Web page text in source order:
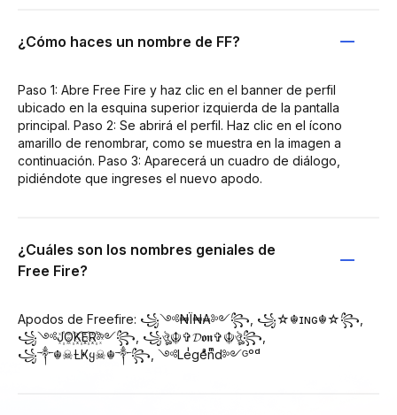
¿Cómo haces un nombre de FF?
Paso 1: Abre Free Fire y haz clic en el banner de perfil
ubicado en la esquina superior izquierda de la pantalla
principal. Paso 2: Se abrirá el perfil. Haz clic en el ícono
amarillo de renombrar, como se muestra en la imagen a
continuación. Paso 3: Aparecerá un cuadro de diálogo,
pidiéndote que ingreses el nuevo apodo.
¿Cuáles son los nombres geniales de
Free Fire?
Apodos de Freefire: ꧁༺₦Ї₦₳༻꧂, ꧁☆☬ɪɴɢ☬☆꧂,
꧁༺J꙰O꙰K꙰E꙰R꙰༻꧂, ꧁ঔৣ☬✞𝓓𝖔𝖓✞☬ঔৣ꧂,
꧁༒☬☠Ƚ︎Ҝყ☠︎☬༒꧂, ༺Leͥgeͣnͫd༻ᴳᵒᵈ